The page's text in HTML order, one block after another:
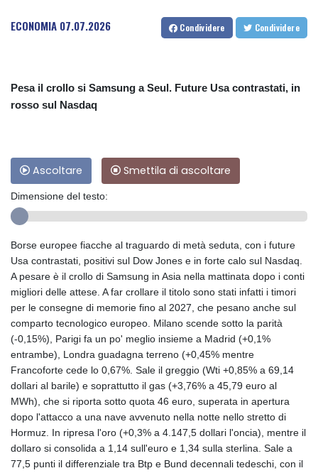
ECONOMIA 07.07.2026 Condividere Condividere
Pesa il crollo si Samsung a Seul. Future Usa contrastati, in
rosso sul Nasdaq
Ascoltare Smettila di ascoltare
Dimensione del testo:
Borse europee fiacche al traguardo di metà seduta, con i future
Usa contrastati, positivi sul Dow Jones e in forte calo sul Nasdaq.
A pesare è il crollo di Samsung in Asia nella mattinata dopo i conti
migliori delle attese. A far crollare il titolo sono stati infatti i timori
per le consegne di memorie fino al 2027, che pesano anche sul
comparto tecnologico europeo. Milano scende sotto la parità
(-0,15%), Parigi fa un po' meglio insieme a Madrid (+0,1%
entrambe), Londra guadagna terreno (+0,45% mentre
Francoforte cede lo 0,67%. Sale il greggio (Wti +0,85% a 69,14
dollari al barile) e soprattutto il gas (+3,76% a 45,79 euro al
MWh), che si riporta sotto quota 46 euro, superata in apertura
dopo l'attacco a una nave avvenuto nella notte nello stretto di
Hormuz. In ripresa l'oro (+0,3% a 4.147,5 dollari l'oncia), mentre il
dollaro si consolida a 1,14 sull'euro e 1,34 sulla sterlina. Sale a
77,5 punti il differenziale tra Btp e Bund decennali tedeschi, con il